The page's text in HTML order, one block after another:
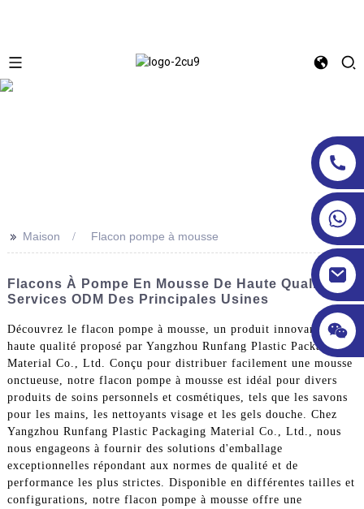
>> Maison Flacon pompe à mousse
Flacons À Pompe En Mousse De Haute Qualité –
Services ODM Des Principales Usines
Découvrez le flacon pompe à mousse, un produit innovant et de
haute qualité proposé par Yangzhou Runfang Plastic Packaging
Material Co., Ltd. Conçu pour distribuer facilement une mousse
onctueuse, notre flacon pompe à mousse est idéal pour divers
produits de soins personnels et cosmétiques, tels que les savons
pour les mains, les nettoyants visage et les gels douche. Chez
Yangzhou Runfang Plastic Packaging Material Co., Ltd., nous
nous engageons à fournir des solutions d'emballage
exceptionnelles répondant aux normes de qualité et de
performance les plus strictes. Disponible en différentes tailles et
configurations, notre flacon pompe à mousse offre une